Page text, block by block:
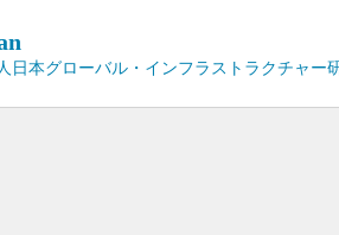
日本グローバル・インフラストラクチャー